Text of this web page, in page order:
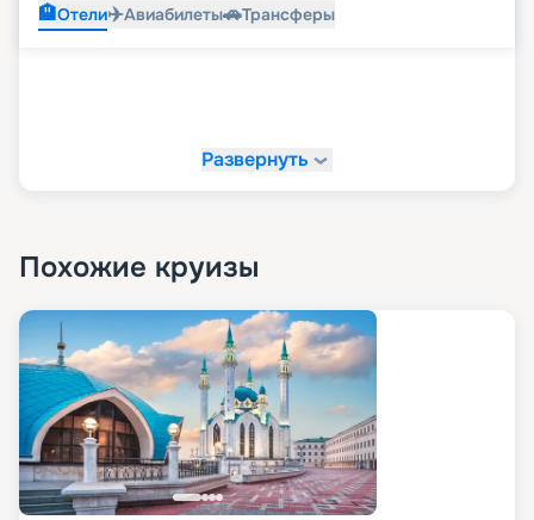
🏨Отели✈️Авиабилеты🚗Трансферы
Развернуть
Похожие круизы